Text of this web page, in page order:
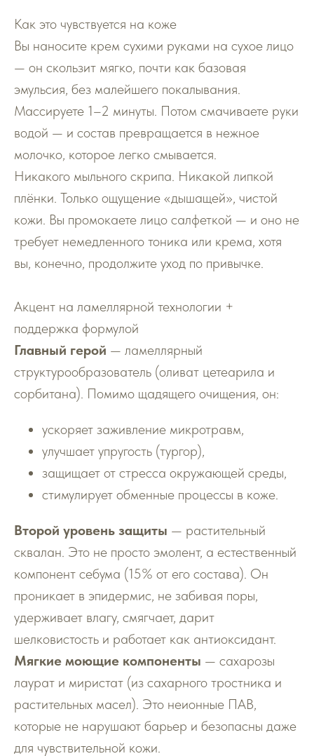
Как это чувствуется на коже
Вы наносите крем сухими руками на сухое лицо
— он скользит мягко, почти как базовая
эмульсия, без малейшего покалывания.
Массируете 1–2 минуты. Потом смачиваете руки
водой — и состав превращается в нежное
молочко, которое легко смывается.
Никакого мыльного скрипа. Никакой липкой
плёнки. Только ощущение «дышащей», чистой
кожи. Вы промокаете лицо салфеткой — и оно не
требует немедленного тоника или крема, хотя
вы, конечно, продолжите уход по привычке.
Акцент на ламеллярной технологии +
поддержка формулой
Главный герой — ламеллярный
структурообразователь (оливат цетеарила и
сорбитана). Помимо щадящего очищения, он:
ускоряет заживление микротравм,
улучшает упругость (тургор),
защищает от стресса окружающей среды,
стимулирует обменные процессы в коже.
Второй уровень защиты — растительный
сквалан. Это не просто эмолент, а естественный
компонент себума (15% от его состава). Он
проникает в эпидермис, не забивая поры,
удерживает влагу, смягчает, дарит
шелковистость и работает как антиоксидант.
Мягкие моющие компоненты — сахарозы
лаурат и миристат (из сахарного тростника и
растительных масел). Это неионные ПАВ,
которые не нарушают барьер и безопасны даже
для чувствительной кожи.